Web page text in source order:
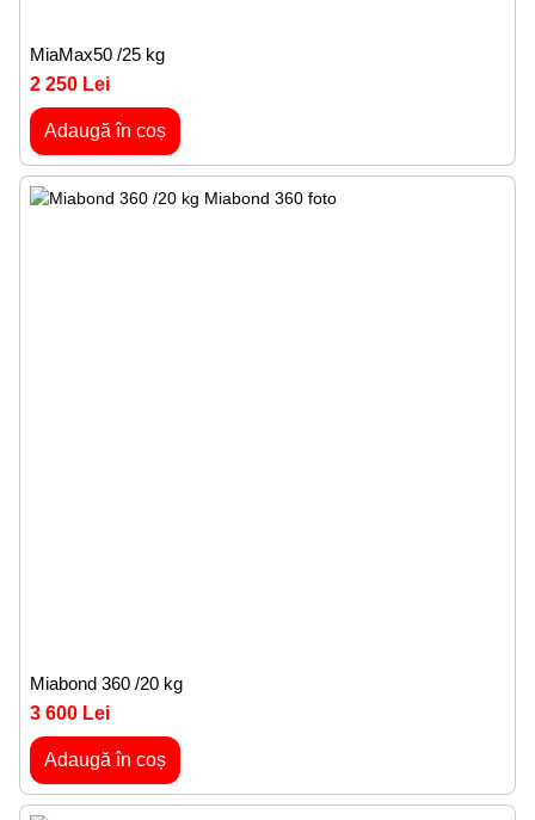
MiaMax50 /25 kg
2 250 Lei
Adaugă în coș
Miabond 360 /20 kg
3 600 Lei
Adaugă în coș